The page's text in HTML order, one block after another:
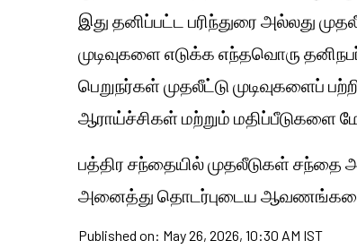
இது தனிப்பட்ட பரிந்துரை அல்லது
முடிவுகளை எடுக்க எந்தவொரு
பெறுநர்கள் முதலீட்டு முடிவுகளைப்
ஆராய்ச்சிகள் மற்றும்
பத்திர சந்தையில் முதலீடுகள் சந்தை
அனைத்து தொடர்புடைய
Published on: May 26, 2026, 10:30 AM IST